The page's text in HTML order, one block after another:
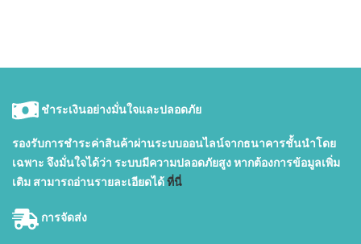
ชำระเงินอย่างมั่นใจและปลอดภัย
รองรับการชำระค่าสินค้าผ่านระบบออนไลน์จากธนาคารชั้นนำโดย
เฉพาะ จึงมั่นใจได้ว่า ระบบมีความปลอดภัยสูง หากต้องการข้อมูลเพิ่ม
เติม สามารถอ่านรายละเอียดได้ที่นี่
การจัดส่ง